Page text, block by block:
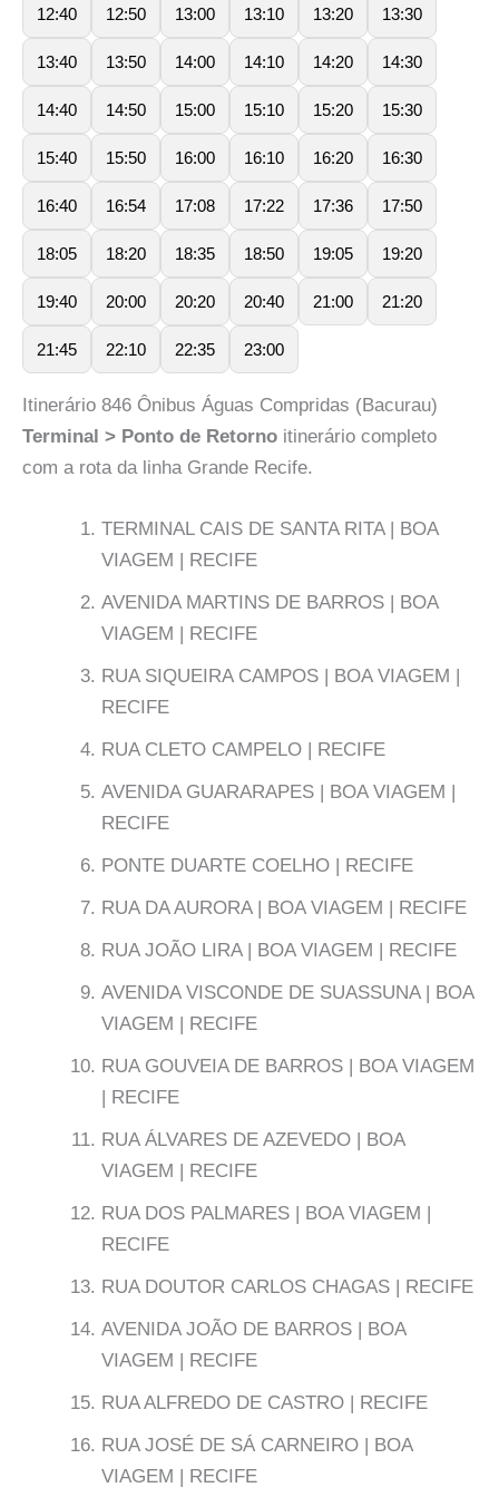
12:40 12:50 13:00 13:10 13:20 13:30
13:40 13:50 14:00 14:10 14:20 14:30
14:40 14:50 15:00 15:10 15:20 15:30
15:40 15:50 16:00 16:10 16:20 16:30
16:40 16:54 17:08 17:22 17:36 17:50
18:05 18:20 18:35 18:50 19:05 19:20
19:40 20:00 20:20 20:40 21:00 21:20
21:45 22:10 22:35 23:00
Itinerário 846 Ônibus Águas Compridas (Bacurau)
Terminal > Ponto de Retorno itinerário completo
com a rota da linha Grande Recife.
TERMINAL CAIS DE SANTA RITA | BOA
VIAGEM | RECIFE
AVENIDA MARTINS DE BARROS | BOA
VIAGEM | RECIFE
RUA SIQUEIRA CAMPOS | BOA VIAGEM |
RECIFE
RUA CLETO CAMPELO | RECIFE
AVENIDA GUARARAPES | BOA VIAGEM |
RECIFE
PONTE DUARTE COELHO | RECIFE
RUA DA AURORA | BOA VIAGEM | RECIFE
RUA JOÃO LIRA | BOA VIAGEM | RECIFE
AVENIDA VISCONDE DE SUASSUNA | BOA
VIAGEM | RECIFE
RUA GOUVEIA DE BARROS | BOA VIAGEM
| RECIFE
RUA ÁLVARES DE AZEVEDO | BOA
VIAGEM | RECIFE
RUA DOS PALMARES | BOA VIAGEM |
RECIFE
RUA DOUTOR CARLOS CHAGAS | RECIFE
AVENIDA JOÃO DE BARROS | BOA
VIAGEM | RECIFE
RUA ALFREDO DE CASTRO | RECIFE
RUA JOSÉ DE SÁ CARNEIRO | BOA
VIAGEM | RECIFE